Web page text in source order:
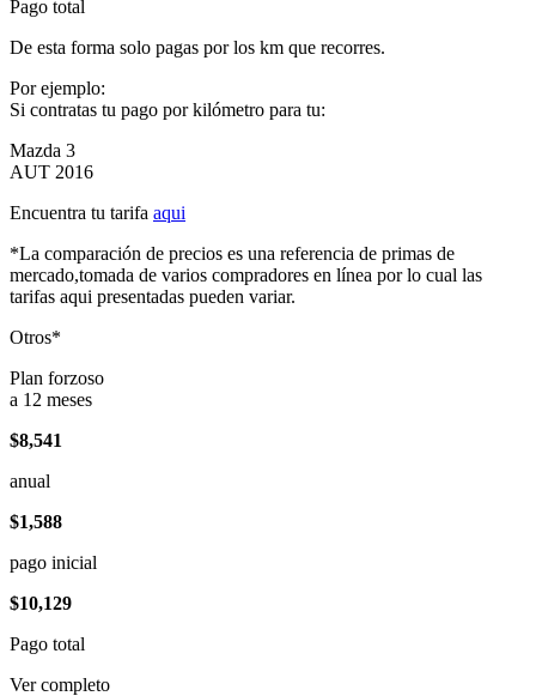
Pago total
De esta forma solo pagas por los km que recorres.
Por ejemplo:
Si contratas tu pago por kilómetro para tu:
Mazda 3
AUT 2016
Encuentra tu tarifa aqui
*La comparación de precios es una referencia de primas de
mercado,tomada de varios compradores en línea por lo cual las
tarifas aqui presentadas pueden variar.
Otros*
Plan forzoso
a 12 meses
$8,541
anual
$1,588
pago inicial
$10,129
Pago total
Ver completo